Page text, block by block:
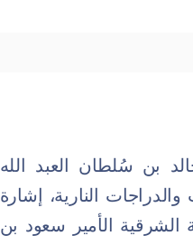
بن سُلطان العبد الله
النارية، إشارة
الشرقية الأمير سعود بن